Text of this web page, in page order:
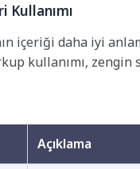
Kullanımı
içeriği daha iyi
kullanımı, zengin
Açıklama